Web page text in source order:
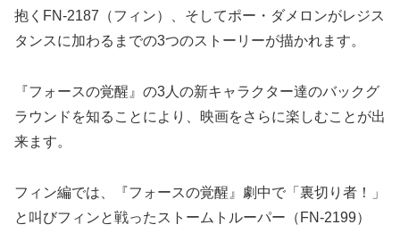
抱くFN-2187（フィン）、そしてポー・ダメロンがレジス
タンスに加わるまでの3つのストーリーが描かれます。
『フォースの覚醒』の3人の新キャラクター達のバックグ
ラウンドを知ることにより、映画をさらに楽しむことが出
来ます。
フィン編では、『フォースの覚醒』劇中で「裏切り者！」
と叫びフィンと戦ったストームトルーパー（FN-2199）